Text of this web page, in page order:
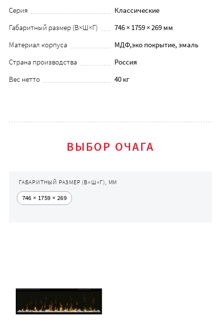
Серия
Классические
Габаритный размер (В×Ш×Г)
746 × 1759 × 269 мм
Материал корпуса
МДФ,эко покрытие, эмаль
Страна производства
Россия
Вес нетто
40 кг
ВЫБОР ОЧАГА
ГАБАРИТНЫЙ РАЗМЕР (В×Ш×Г), ММ
746 × 1759 × 269